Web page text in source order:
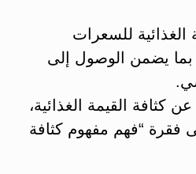
الغذائية للسعرات
بما يضمن الوصول إلى
كثافة القيمة الغذائية،
فقرة “فهم مفهوم كثافة